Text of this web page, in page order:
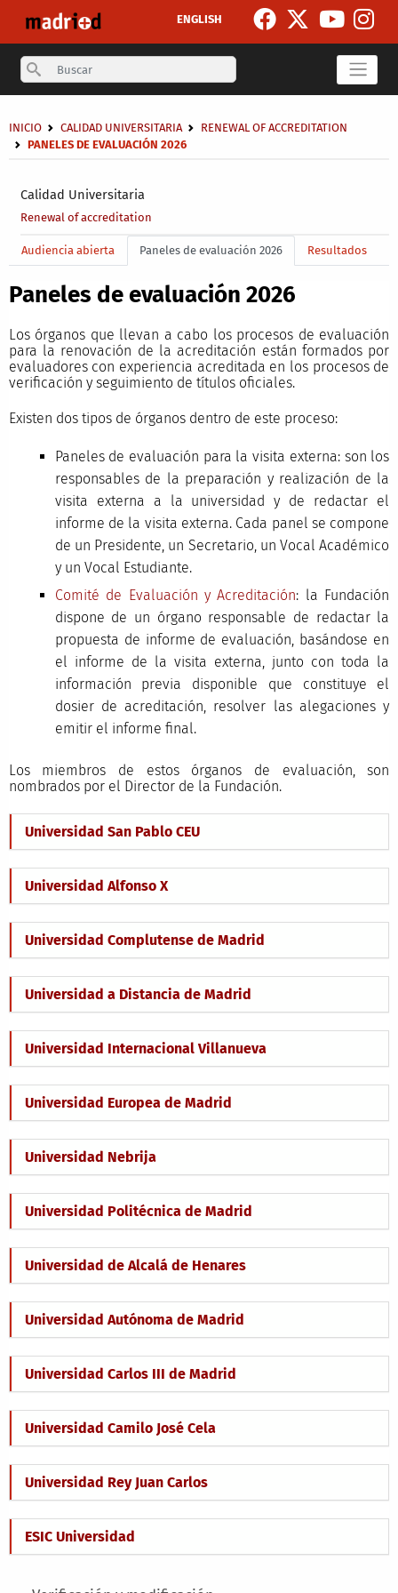
ENGLISH
Search
Calidad Universitaria
Renewal of accreditation
Breadcrumb
INICIO CALIDAD UNIVERSITARIA
RENEWAL OF ACCREDITATION
PANELES DE EVALUACIÓN 2026
Main menu level 4
Audiencia abierta Paneles de evaluación 2026 Resultados
Paneles de evaluación 2026
Los órganos que llevan a cabo los procesos de evaluación
para la renovación de la acreditación están formados por
evaluadores con experiencia acreditada en los procesos de
verificación y seguimiento de títulos oficiales.
Existen dos tipos de órganos dentro de este proceso:
Paneles de evaluación para la visita externa: son los
responsables de la preparación y realización de la
visita externa a la universidad y de redactar el
informe de la visita externa. Cada panel se compone
de un Presidente, un Secretario, un Vocal Académico
y un Vocal Estudiante.
Comité de Evaluación y Acreditación: la Fundación
dispone de un órgano responsable de redactar la
propuesta de informe de evaluación, basándose en
el informe de la visita externa, junto con toda la
información previa disponible que constituye el
dosier de acreditación, resolver las alegaciones y
emitir el informe final.
Los miembros de estos órganos de evaluación, son
nombrados por el Director de la Fundación.
Universidad San Pablo CEU
Universidad Alfonso X
Universidad Complutense de Madrid
Universidad a Distancia de Madrid
Universidad Internacional Villanueva
Universidad Europea de Madrid
Universidad Nebrija
Universidad Politécnica de Madrid
Universidad de Alcalá de Henares
Universidad Autónoma de Madrid
Universidad Carlos III de Madrid
Universidad Camilo José Cela
Universidad Rey Juan Carlos
ESIC Universidad